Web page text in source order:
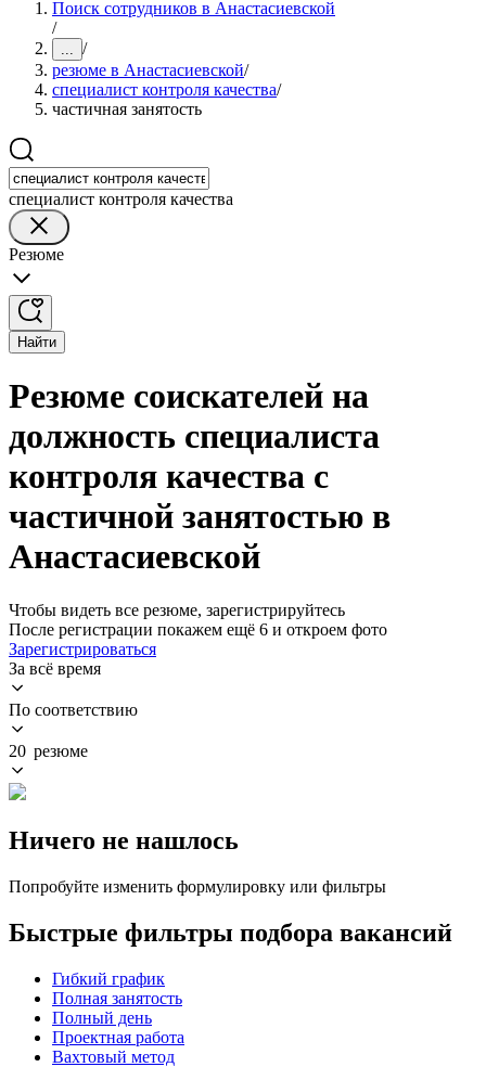
Поиск сотрудников в Анастасиевской
/
... /
резюме в Анастасиевской/
специалист контроля качества/
частичная занятость
специалист контроля качества
Резюме
Найти
Резюме соискателей на
должность специалиста
контроля качества с
частичной занятостью в
Анастасиевской
Чтобы видеть все резюме, зарегистрируйтесь
После регистрации покажем ещё 6 и откроем фото
Зарегистрироваться
За всё время
По соответствию
20 резюме
Ничего не нашлось
Попробуйте изменить формулировку или фильтры
Быстрые фильтры подбора вакансий
Гибкий график
Полная занятость
Полный день
Проектная работа
Вахтовый метод